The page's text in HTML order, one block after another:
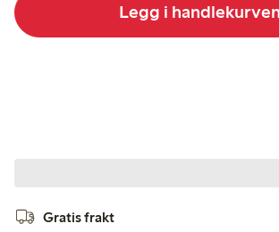
Legg i handlekurven
Gratis frakt